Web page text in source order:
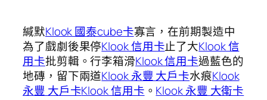
緘默Klook 國泰cube卡寡言，在前期製造中
為了戲劇後果停Klook 信用卡止了大Klook 信
用卡批剪輯。行李箱滑Klook 信用卡過藍色的
地磚，留下兩道Klook 永豐 大戶卡水痕Klook
永豐 大戶卡Klook 信用卡 。 Klook 永豐 大衛卡